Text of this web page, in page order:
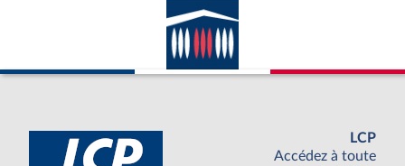
LCP
Accédez à toute